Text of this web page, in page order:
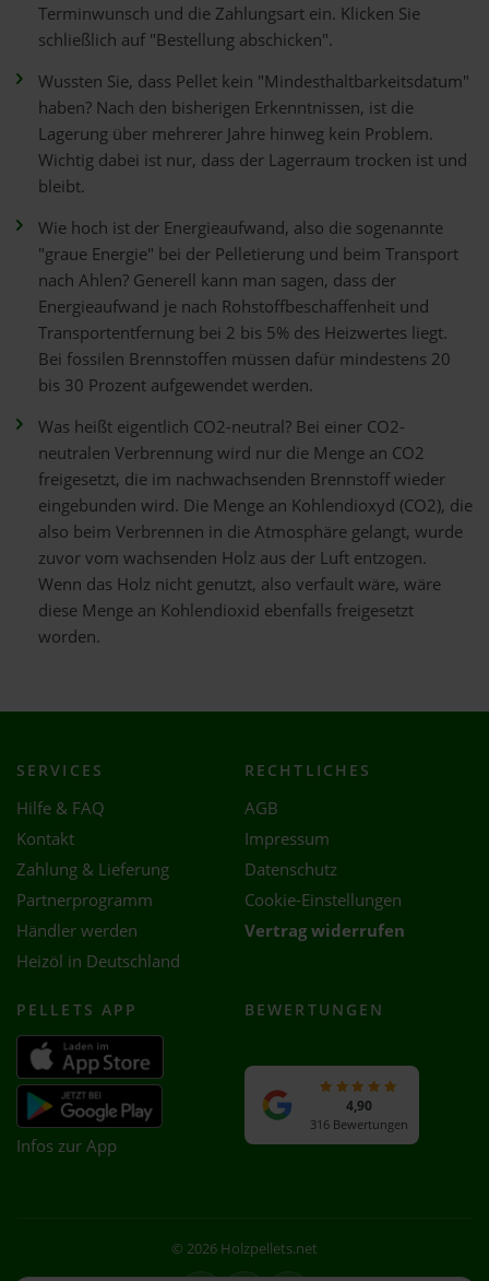
Terminwunsch und die Zahlungsart ein. Klicken Sie
schließlich auf "Bestellung abschicken".
Wussten Sie, dass Pellet kein "Mindesthaltbarkeitsdatum"
haben? Nach den bisherigen Erkenntnissen, ist die
Lagerung über mehrerer Jahre hinweg kein Problem.
Wichtig dabei ist nur, dass der Lagerraum trocken ist und
bleibt.
Wie hoch ist der Energieaufwand, also die sogenannte
"graue Energie" bei der Pelletierung und beim Transport
nach Ahlen? Generell kann man sagen, dass der
Energieaufwand je nach Rohstoffbeschaffenheit und
Transportentfernung bei 2 bis 5% des Heizwertes liegt.
Bei fossilen Brennstoffen müssen dafür mindestens 20
bis 30 Prozent aufgewendet werden.
Was heißt eigentlich CO2-neutral? Bei einer CO2-
neutralen Verbrennung wird nur die Menge an CO2
freigesetzt, die im nachwachsenden Brennstoff wieder
eingebunden wird. Die Menge an Kohlendioxyd (CO2), die
also beim Verbrennen in die Atmosphäre gelangt, wurde
zuvor vom wachsenden Holz aus der Luft entzogen.
Wenn das Holz nicht genutzt, also verfault wäre, wäre
diese Menge an Kohlendioxid ebenfalls freigesetzt
worden.
SERVICES
Hilfe & FAQ
Kontakt
Zahlung & Lieferung
Partnerprogramm
Händler werden
Heizöl in Deutschland
RECHTLICHES
AGB
Impressum
Datenschutz
Cookie-Einstellungen
Vertrag widerrufen
PELLETS APP
Infos zur App
BEWERTUNGEN
4,90
316 Bewertungen
© 2026 Holzpellets.net